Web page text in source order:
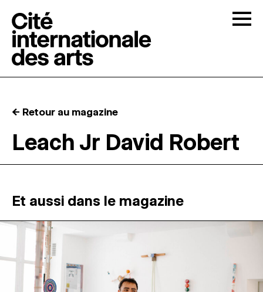
RÉSIDENCES ↓
ATELIERS OUVERTS
PROGRAMMATION
MAGAZINE
← Retour au magazine
Leach Jr David Robert
Et aussi dans le magazine